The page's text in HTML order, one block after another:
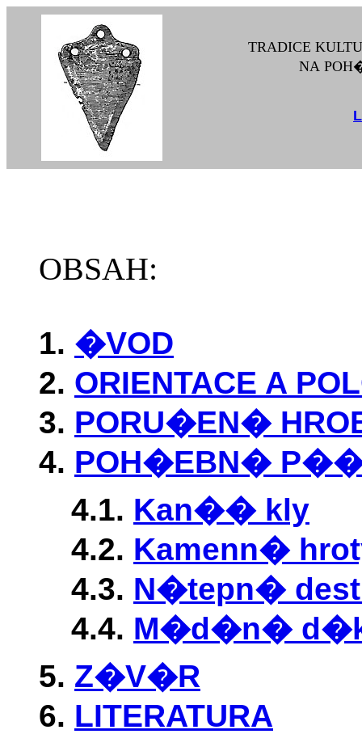
TRADICE
NA
OBSAH:
1. �VOD
2. ORIENTACE A
3. PORU�EN�
4. POH�EBN�
4.1. Kan�� kly
4.2. Kamenn�
4.3. N�tepn�
4.4. M�d�n�
5. Z�V�R
6. LITERATURA